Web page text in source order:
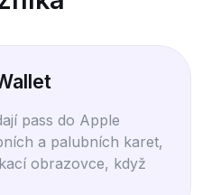
pass do Apple
a palubních karet,
obrazovce, když